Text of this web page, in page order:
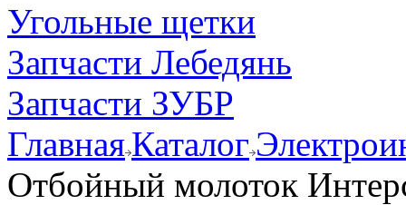
Угольные щетки
Запчасти Лебедянь
Запчасти ЗУБР
ГлавнаяКаталог
Отбойный молоток